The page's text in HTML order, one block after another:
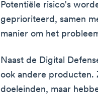
Potentiële risico's
geprioriteerd, samen
manier om het
Naast de Digital
ook andere producten.
doeleinden, maar